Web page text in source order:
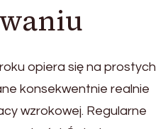
opiera się na prostych
konsekwentnie realnie
wzrokowej. Regularne